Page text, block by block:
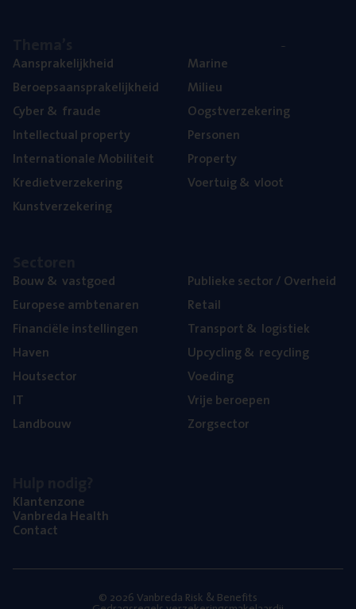
Aan­spra­ke­lijk­heid
Beroeps­aan­spra­ke­lijk­heid
Cyber& fraude
Intel­lec­tu­al property
Inter­na­ti­o­na­le Mobiliteit
Kre­diet­ver­ze­ke­ring
Kunst­ver­ze­ke­ring
Mari­ne
Mili­eu
Oogst­ver­ze­ke­ring
Per­so­nen
Pro­per­ty
Voer­tuig& vloot
Bouw& vastgoed
Euro­pe­se ambtenaren
Finan­ci­ë­le instellingen
Haven
Hout­sec­tor
IT
Land­bouw
Publie­ke sec­tor / Overheid
Retail
Trans­port& logistiek
Upcy­cling& recycling
Voe­ding
Vrije beroe­pen
Zorg­sec­tor
Klan­ten­zo­ne
Van­b­re­da Health
Con­tact
© 2026 Vanbreda Risk & Benefits